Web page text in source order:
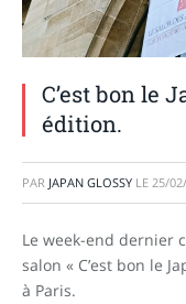
C’est bon le
édition.
PAR JAPAN GLOSSY LE 25/
Le week-end dernier
salon « C’est bon le
à Paris.